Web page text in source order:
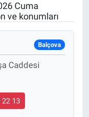
Cuma
ve konumları
Balçova
Caddesi
22 13